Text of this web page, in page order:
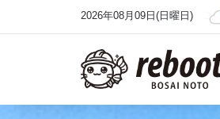
2026年08月09日(日曜日)